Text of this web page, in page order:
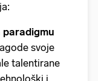
paradigmu
svoje
talentirane